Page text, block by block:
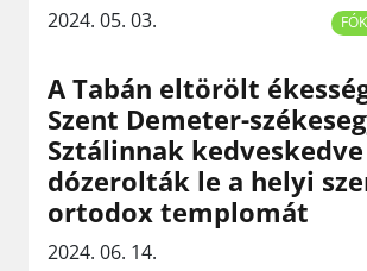
2024. 05. 03.
A Tabán eltörölt
Szent Demeter-
Sztálinnak kedveskedve
dózerolták le a helyi
ortodox templomát
2024. 06. 14.